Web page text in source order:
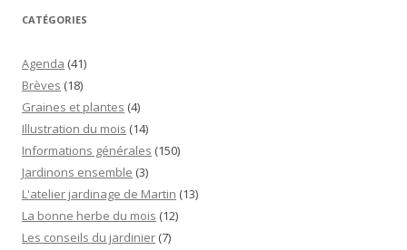
CATÉGORIES
Agenda (41)
Brèves (18)
Graines et plantes (4)
Illustration du mois (14)
Informations générales (150)
Jardinons ensemble (3)
L'atelier jardinage de Martin (13)
La bonne herbe du mois (12)
Les conseils du jardinier (7)